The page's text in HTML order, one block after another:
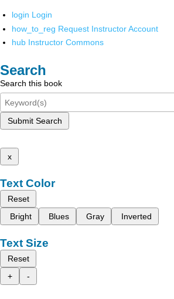
login Login
how_to_reg Request Instructor Account
hub Instructor Commons
Search
Search this book
Submit Search
x
Text Color
Reset
Bright
Blues Gray Inverted
Text Size
Reset
+
-